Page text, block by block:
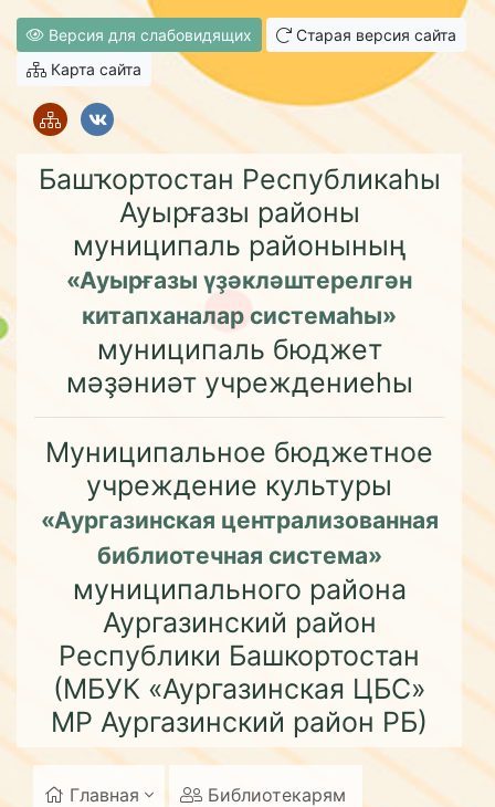
Версия для слабовидящих
Старая версия сайта
Карта сайта
Башҡортостан Республикаһы
Ауырғазы районы
муниципаль районының
«Ауырғазы үҙәкләштерелгән
китапханалар системаһы»
муниципаль бюджет
мәҙәниәт учреждениеһы
Муниципальное бюджетное
учреждение культуры
«Аургазинская централизованная
библиотечная система»
муниципального района
Аургазинский район
Республики Башкортостан
(МБУК «Аургазинская ЦБС»
МР Аургазинский район РБ)
Главная Библиотекарям